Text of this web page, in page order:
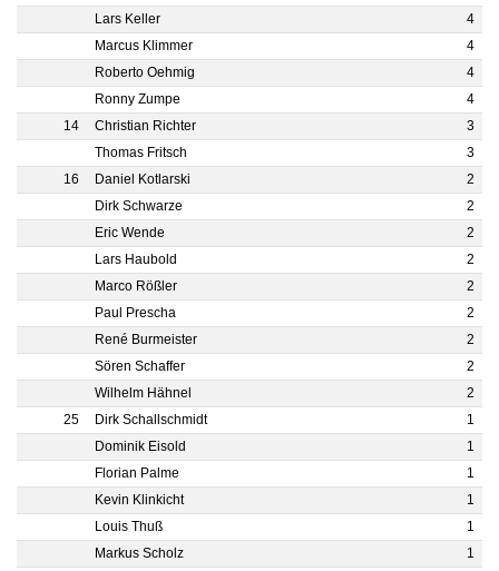
Lars Keller
4
Marcus Klimmer
4
Roberto Oehmig
4
Ronny Zumpe
4
14
Christian Richter
3
Thomas Fritsch
3
16
Daniel Kotlarski
2
Dirk Schwarze
2
Eric Wende
2
Lars Haubold
2
Marco Rößler
2
Paul Prescha
2
René Burmeister
2
Sören Schaffer
2
Wilhelm Hähnel
2
25
Dirk Schallschmidt
1
Dominik Eisold
1
Florian Palme
1
Kevin Klinkicht
1
Louis Thuß
1
Markus Scholz
1